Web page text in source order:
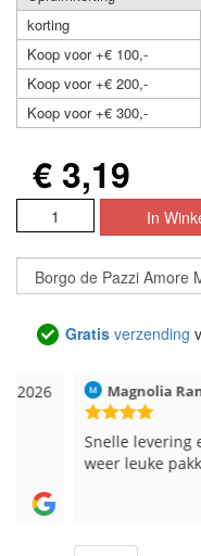
korting
Koop voor +€ 100,-
Koop voor +€ 200,-
Koop voor +€ 300,-
€ 3,19
Gratis verzending
Magnolia Ranch
Snelle levering en
weer leuke pakket